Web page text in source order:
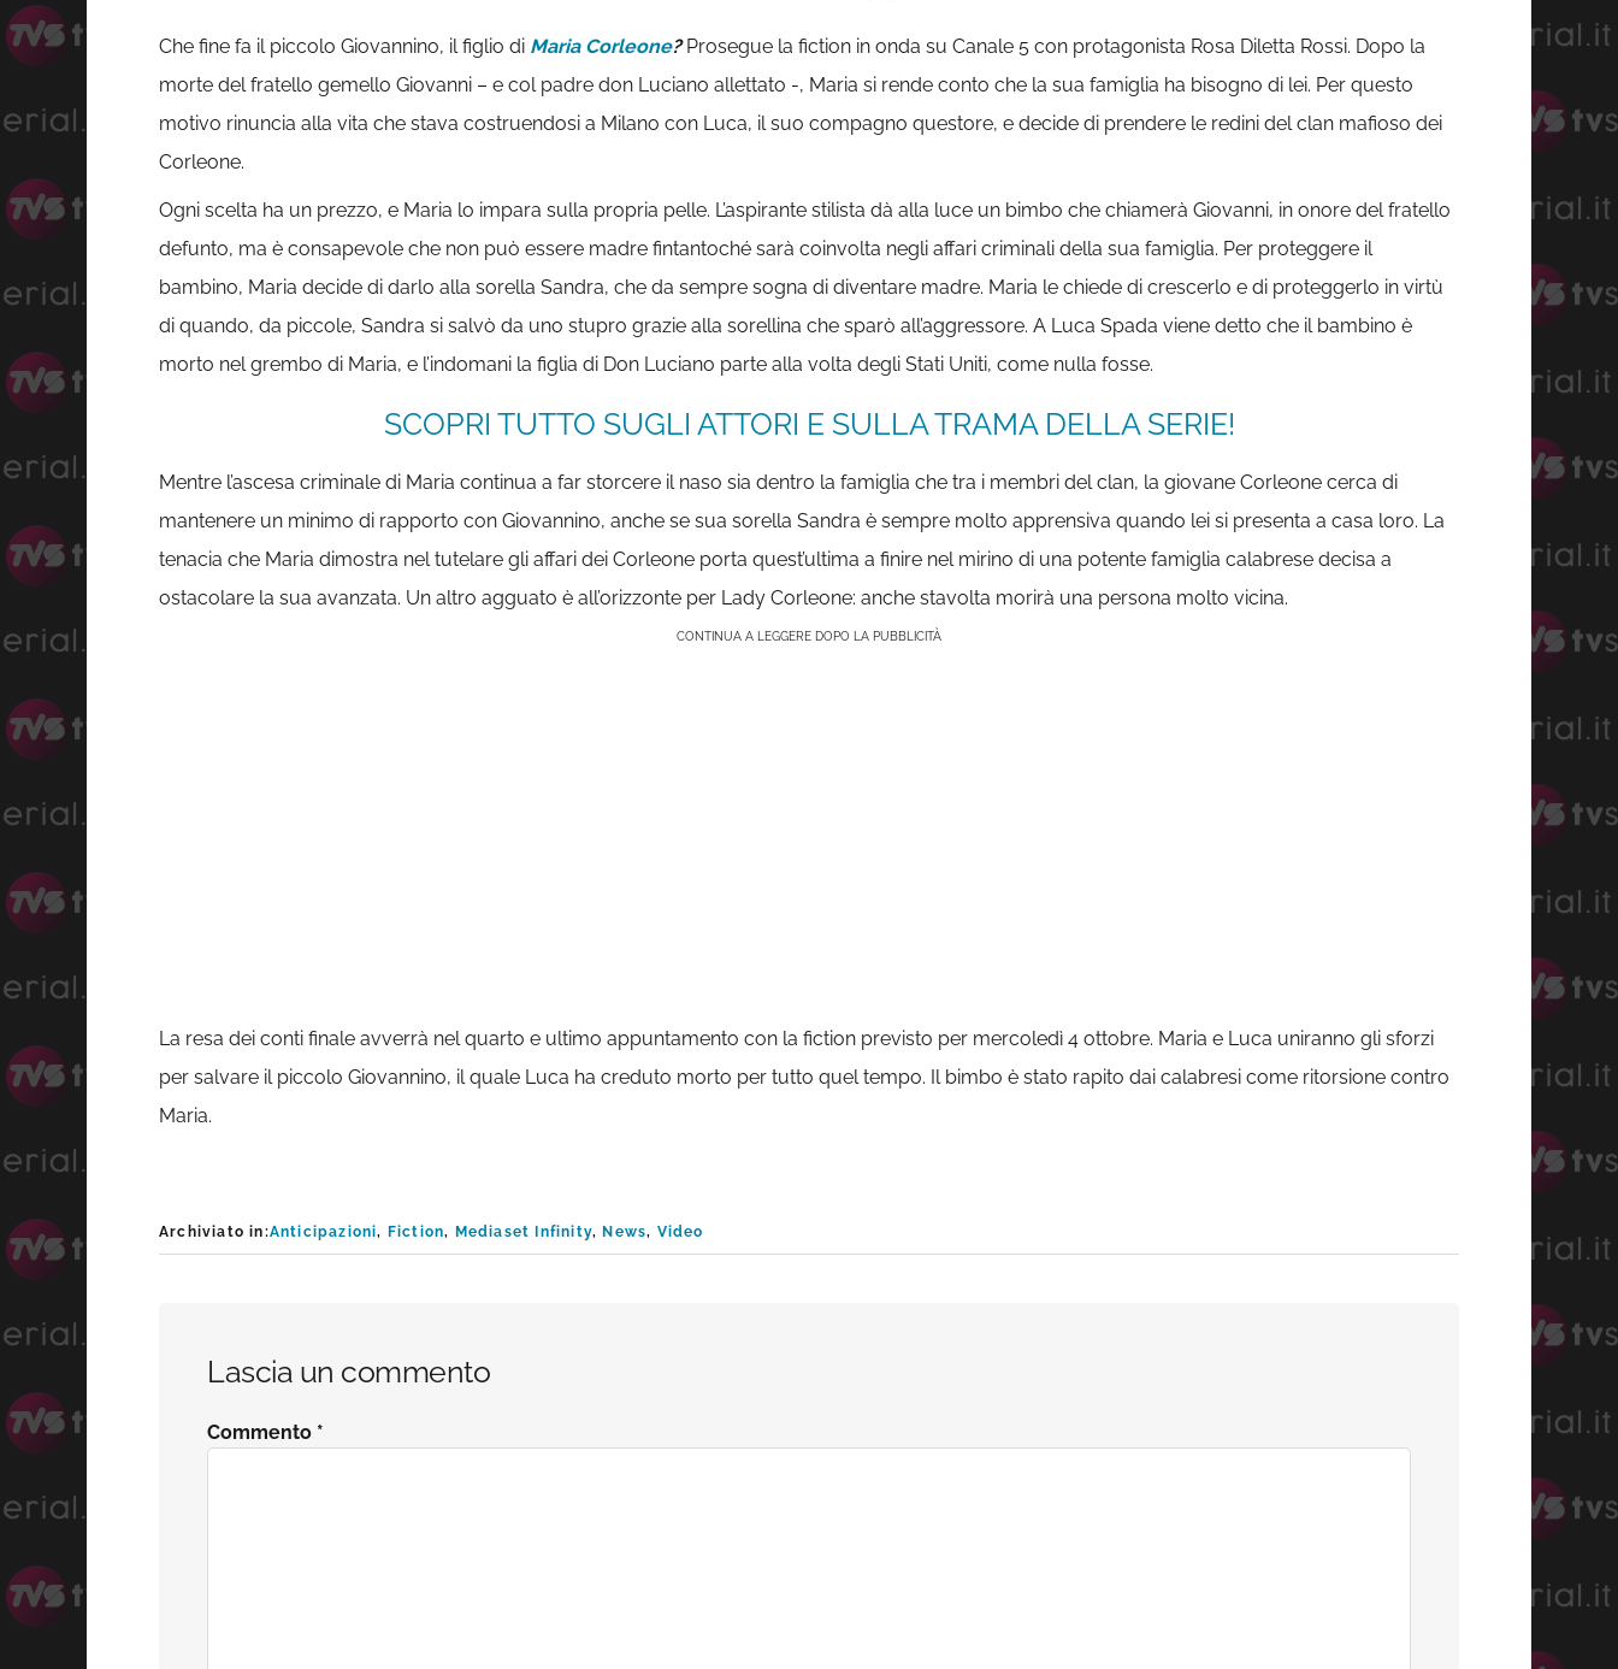
Che fine fa il piccolo Giovannino, il figlio di Maria Corleone?Prosegue la fiction in onda su Canale 5 con protagonista Rosa Diletta Rossi. Dopo la
morte del fratello gemello Giovanni – e col padre don Luciano allettato -, Maria si rende conto che la sua famiglia ha bisogno di lei. Per questo
motivo rinuncia alla vita che stava costruendosi a Milano con Luca, il suo compagno questore, e decide di prendere le redini del clan mafioso dei
Corleone.
Ogni scelta ha un prezzo, e Maria lo impara sulla propria pelle. L’aspirante stilista dà alla luce un bimbo che chiamerà Giovanni, in onore del fratello
defunto, ma è consapevole che non può essere madre fintantoché sarà coinvolta negli affari criminali della sua famiglia. Per proteggere il
bambino, Maria decide di darlo alla sorella Sandra, che da sempre sogna di diventare madre. Maria le chiede di crescerlo e di proteggerlo in virtù
di quando, da piccole, Sandra si salvò da uno stupro grazie alla sorellina che sparò all’aggressore. A Luca Spada viene detto che il bambino è
morto nel grembo di Maria, e l’indomani la figlia di Don Luciano parte alla volta degli Stati Uniti, come nulla fosse.
SCOPRI TUTTO SUGLI ATTORI E SULLA TRAMA DELLA SERIE!
Mentre l’ascesa criminale di Maria continua a far storcere il naso sia dentro la famiglia che tra i membri del clan, la giovane Corleone cerca di
mantenere un minimo di rapporto con Giovannino, anche se sua sorella Sandra è sempre molto apprensiva quando lei si presenta a casa loro. La
tenacia che Maria dimostra nel tutelare gli affari dei Corleone porta quest’ultima a finire nel mirino di una potente famiglia calabrese decisa a
ostacolare la sua avanzata. Un altro agguato è all’orizzonte per Lady Corleone: anche stavolta morirà una persona molto vicina.
CONTINUA A LEGGERE DOPO LA PUBBLICITÀ
La resa dei conti finale avverrà nel quarto e ultimo appuntamento con la fiction previsto per mercoledì 4 ottobre. Maria e Luca uniranno gli sforzi
per salvare il piccolo Giovannino, il quale Luca ha creduto morto per tutto quel tempo. Il bimbo è stato rapito dai calabresi come ritorsione contro
Maria.
Archiviato in:Anticipazioni, Fiction, Mediaset Infinity, News, Video
Lascia un commento
Commento *